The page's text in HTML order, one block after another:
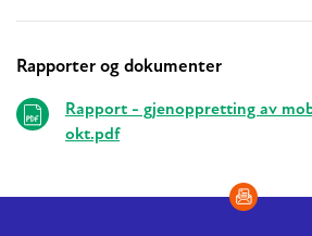
Relaterte
Rapporter og dokumenter
Rapport - gjenoppretting av
okt.pdf